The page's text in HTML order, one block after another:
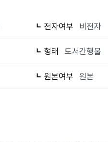
전자여부 비전자
형태 도서간행물
원본여부 원본